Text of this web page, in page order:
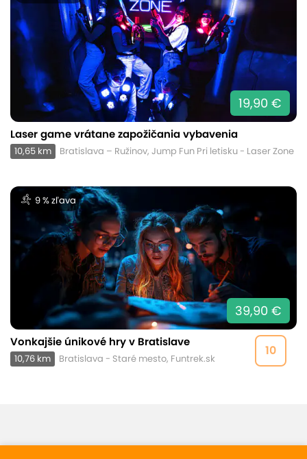
19,90 €
Laser game vrátane zapožičania vybavenia
10,65 km Bratislava – Ružinov, Jump Fun Pri letisku - Laser Zone
9 % zľava
39,90 €
10
Vonkajšie únikové hry v Bratislave
10,76 km Bratislava - Staré mesto, Funtrek.sk